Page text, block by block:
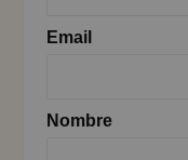
Email
Nombre